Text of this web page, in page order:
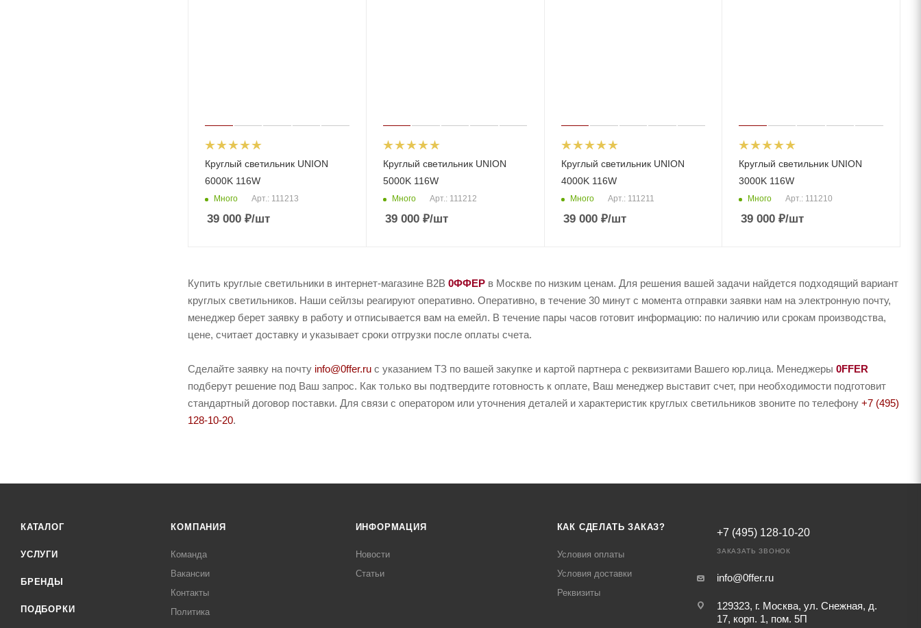
Круглый светильник UNION
6000K 116W
Много Арт.: 111213
39 000 ₽/шт
Круглый светильник UNION
5000K 116W
Много Арт.: 111212
39 000₽/шт
Круглый светильник UNION
4000K 116W
Много Арт.: 111211
39 000₽/шт
Круглый светильник UNION
3000K 116W
Много Арт.: 111210
39 000 ₽/шт
Купить круглые светильники в интернет-магазине B2B 0ФФЕР в Москве по низким ценам. Для решения вашей задачи найдется подходящий вариант
круглых светильников. Наши сейлзы реагируют оперативно. Оперативно, в течение 30 минут с момента отправки заявки нам на электронную почту,
менеджер берет заявку в работу и отписывается вам на емейл. В течение пары часов готовит информацию: по наличию или срокам производства,
цене, считает доставку и указывает сроки отгрузки после оплаты счета.
Сделайте заявку на почту info@0ffer.ru с указанием ТЗ по вашей закупке и картой партнера с реквизитами Вашего юр.лица. Менеджеры 0FFER
подберут решение под Ваш запрос. Как только вы подтвердите готовность к оплате, Ваш менеджер выставит счет, при необходимости подготовит
стандартный договор поставки. Для связи с оператором или уточнения деталей и характеристик круглых светильников звоните по телефону +7 (495)
128-10-20.
КАТАЛОГ
УСЛУГИ
БРЕНДЫ
ПОДБОРКИ
КОМПАНИЯ
Команда
Вакансии
Контакты
Политика
ИНФОРМАЦИЯ
Новости
Статьи
КАК СДЕЛАТЬ ЗАКАЗ?
Условия оплаты
Условия доставки
Реквизиты
+7 (495) 128-10-20
ЗАКАЗАТЬ ЗВОНОК
info@0ffer.ru
129323, г. Москва, ул. Снежная, д.
17, корп. 1, пом. 5П